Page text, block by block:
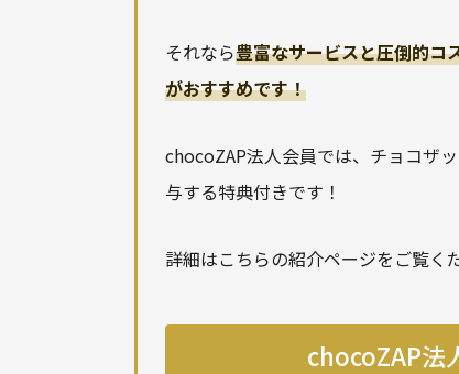
それなら豊富なサービスと圧倒的コ
がおすすめです！
chocoZAP法人会員では、チョコザ
与する特典付きです！
詳細はこちらの紹介ページをご覧く
chocoZAP法